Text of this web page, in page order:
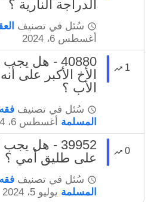
الدراجة النارية ؟
سُئل في تصنيف
أغسطس 6، 2024
1
40880 - هل
الأخ الأكبر على
الأب ؟
سُئل في تصنيف
المسلمة أغسطس 6، 2024
0
39952 - هل
على طليق أمي ؟
سُئل في تصنيف
المسلمة يوليو 5، 2024